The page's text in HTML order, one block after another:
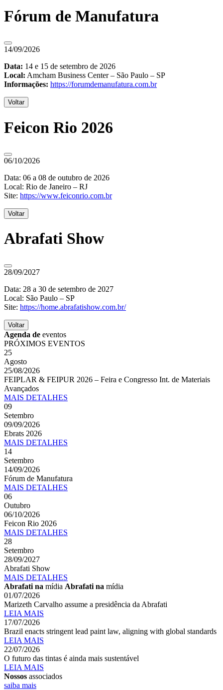
Fórum de Manufatura
14/09/2026
Data: 14 e 15 de setembro de 2026
Local: Amcham Business Center – São Paulo – SP
Informações: https://forumdemanufatura.com.br
Voltar
Feicon Rio 2026
06/10/2026
Data: 06 a 08 de outubro de 2026
Local: Rio de Janeiro – RJ
Site: https://www.feiconrio.com.br
Voltar
Abrafati Show
28/09/2027
Data: 28 a 30 de setembro de 2027
Local: São Paulo – SP
Site: https://home.abrafatishow.com.br/
Voltar
Agenda de eventos
PRÓXIMOS EVENTOS
25
Agosto
25/08/2026
FEIPLAR & FEIPUR 2026 – Feira e Congresso Int. de Materiais
Avançados
MAIS DETALHES
09
Setembro
09/09/2026
Ebrats 2026
MAIS DETALHES
14
Setembro
14/09/2026
Fórum de Manufatura
MAIS DETALHES
06
Outubro
06/10/2026
Feicon Rio 2026
MAIS DETALHES
28
Setembro
28/09/2027
Abrafati Show
MAIS DETALHES
Abrafati na mídia Abrafati na mídia
01/07/2026
Marizeth Carvalho assume a presidência da Abrafati
LEIA MAIS
17/07/2026
Brazil enacts stringent lead paint law, aligning with global standards
LEIA MAIS
22/07/2026
O futuro das tintas é ainda mais sustentável
LEIA MAIS
Nossos associados
saiba mais